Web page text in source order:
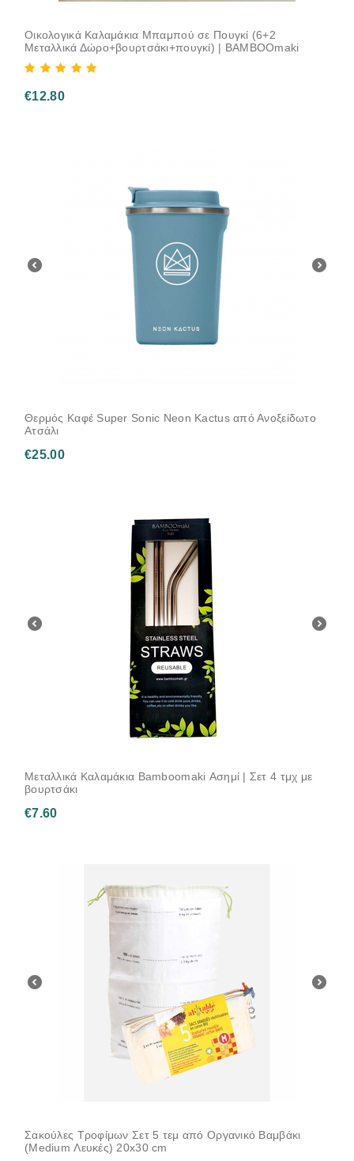
Οικολογικά Καλαμάκια Μπαμπού σε Πουγκί (6+2
Μεταλλικά Δώρο+βουρτσάκι+πουγκί) | ΒΑMBOOmaki
€12.80
Θερμός Καφέ Super Sonic Neon Kactus από Ανοξείδωτο
Ατσάλι
€25.00
Μεταλλικά Καλαμάκια Bamboomaki Ασημί | Σετ 4 τμχ με
βουρτσάκι
€7.60
Σακούλες Τροφίμων Σετ 5 τεμ από Οργανικό Βαμβάκι
(Medium Λευκές) 20x30 cm